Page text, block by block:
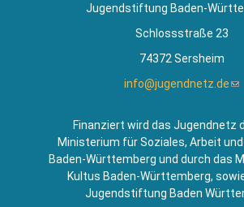
Jugendstiftung Baden-
Schlossstraße 23
74372 Sersheim
info@jugendnetz.de
Finanziert wird das Jugendnetz
Ministerium für Soziales, Arbeit
Baden-Württemberg und durch das
Kultus Baden-Württemberg,
Jugendstiftung Baden